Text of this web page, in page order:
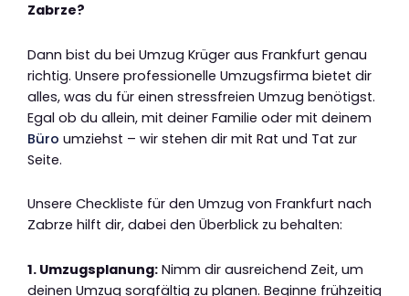
Zabrze?
Dann bist du bei Umzug Krüger aus Frankfurt genau
richtig. Unsere professionelle Umzugsfirma bietet dir
alles, was du für einen stressfreien Umzug benötigst.
Egal ob du allein, mit deiner Familie oder mit deinem
Büro umziehst – wir stehen dir mit Rat und Tat zur
Seite.
Unsere Checkliste für den Umzug von Frankfurt nach
Zabrze hilft dir, dabei den Überblick zu behalten:
1. Umzugsplanung: Nimm dir ausreichend Zeit, um
deinen Umzug sorgfältig zu planen. Beginne frühzeitig